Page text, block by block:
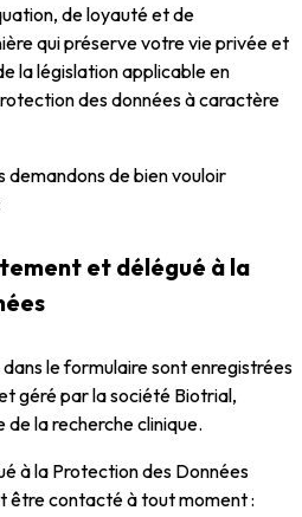
de loyauté et de
qui préserve votre vie privée et
la législation applicable en
des données à caractère
demandons de bien vouloir
et délégué à la
le formulaire sont enregistrées
géré par la société Biotrial,
de la recherche clinique.
à la Protection des Données
être contacté à tout moment :